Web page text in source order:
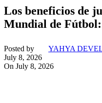
Los beneficios de
Mundial de
Posted by
YAHYA
July 8, 2026
On July 8, 2026